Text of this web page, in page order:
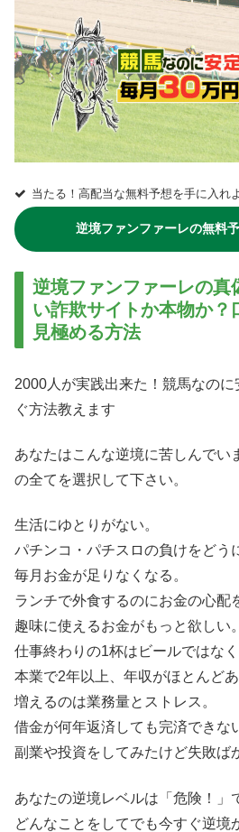
当たる！高配当な無料予想を手に入れ
逆境ファンファーレの無料
逆境ファンファーレの真
い詐欺サイトか本物か？
見極める方法
2000人が実践出来た！競馬なの
ぐ方法教えます
あなたはこんな逆境に苦しんでい
の全てを選択して下さい。
生活にゆとりがない。
パチンコ・パチスロの負けをどう
毎月お金が足りなくなる。
ランチで外食するのにお金の心配
趣味に使えるお金がもっと欲しい。
仕事終わりの1杯はビールではなく
本業で2年以上、年収がほとんどあ
増えるのは業務量とストレス。
借金が何年返済しても完済できな
副業や投資をしてみたけど失敗ば
あなたの逆境レベルは「危険！」
どんなことをしてでも今すぐ逆境